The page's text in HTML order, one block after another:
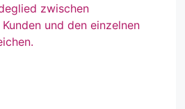
zwischen
und den einzelnen